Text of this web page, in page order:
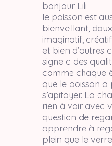
bonjour Lili
le poisson est
bienveillant,
imaginatif,
et bien d’autres
signe a des
comme chaque
que le poisson
s’apitoyer. La
rien à voir avec
question de
apprendre à
plein que le